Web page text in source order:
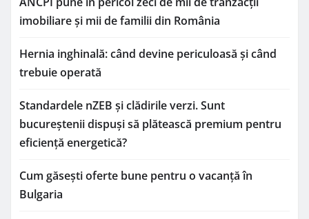
imobiliare și mii de familii din România
Hernia inghinală: când devine periculoasă și când
trebuie operată
Standardele nZEB și clădirile verzi. Sunt
bucureștenii dispuși să plătească premium pentru
eficiență energetică?
Cum găsești oferte bune pentru o vacanță în
Bulgaria